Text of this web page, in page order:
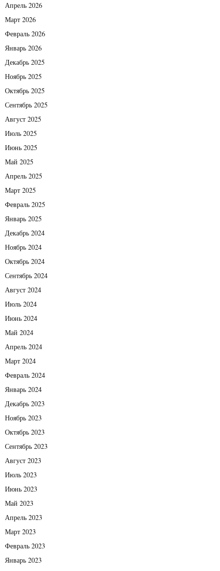
Апрель 2026
Март 2026
Февраль 2026
Январь 2026
Декабрь 2025
Ноябрь 2025
Октябрь 2025
Сентябрь 2025
Август 2025
Июль 2025
Июнь 2025
Май 2025
Апрель 2025
Март 2025
Февраль 2025
Январь 2025
Декабрь 2024
Ноябрь 2024
Октябрь 2024
Сентябрь 2024
Август 2024
Июль 2024
Июнь 2024
Май 2024
Апрель 2024
Март 2024
Февраль 2024
Январь 2024
Декабрь 2023
Ноябрь 2023
Октябрь 2023
Сентябрь 2023
Август 2023
Июль 2023
Июнь 2023
Май 2023
Апрель 2023
Март 2023
Февраль 2023
Январь 2023